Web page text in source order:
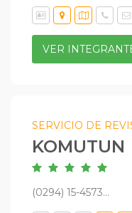
VER
SERVICIO DE
KOMUTUN
(0294) 15-4573...